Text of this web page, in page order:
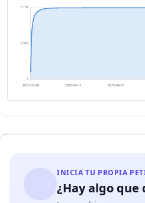
0
2 576
5 151
2025-03-28 2025-06-11 2025-08-25
INICIA TU PROPIA
¿Hay algo